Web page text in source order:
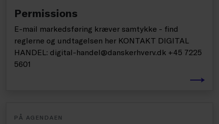
Permissions
E-mail markedsføring kræver samtykke - find
reglerne og undtagelsen her KONTAKT DIGITAL
HANDEL: digital-handel@danskerhverv.dk +45 7225
5601
PÅ AGENDAEN